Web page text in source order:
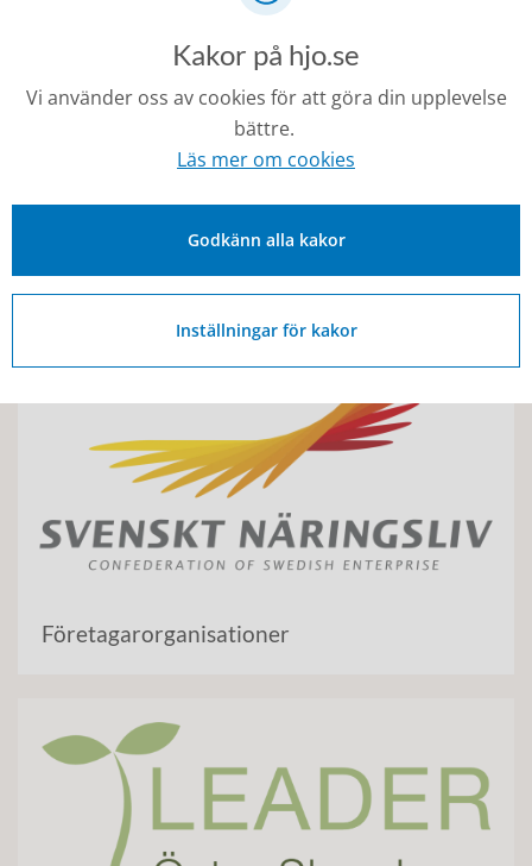
Rådgivande organisationer
Företagarorganisationer
Kakor på hjo.se
Vi använder oss av cookies för att göra din upplevelse
bättre.
Läs mer om cookies
Godkänn alla kakor
Inställningar för kakor